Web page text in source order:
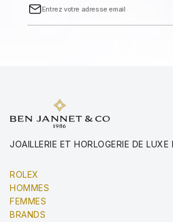
JOAILLERIE ET HORLOGERIE DE LUXE
ROLEX
HOMMES
FEMMES
BRANDS